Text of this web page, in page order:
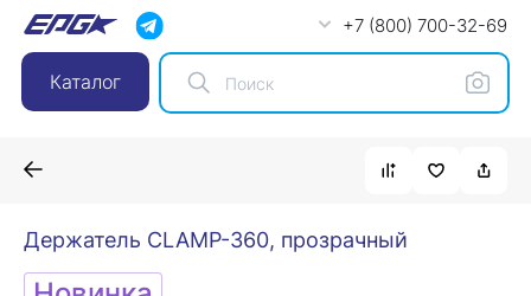
+7 (800) 700-32-69
Каталог
Держатель CLAMP-360, прозрачный